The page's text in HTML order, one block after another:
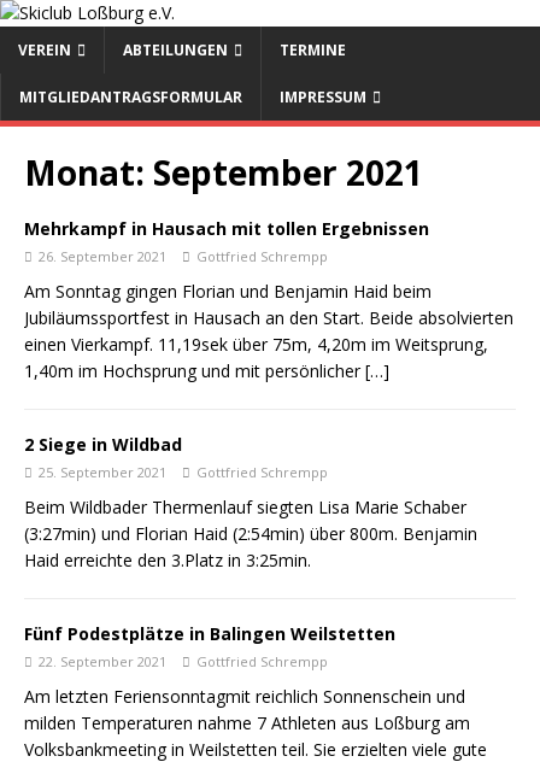
VEREIN ABTEILUNGEN TERMINE
MITGLIEDANTRAGSFORMULAR IMPRESSUM
Monat: September 2021
Mehrkampf in Hausach mit tollen Ergebnissen
26. September 2021 Gottfried Schrempp
Am Sonntag gingen Florian und Benjamin Haid beim
Jubiläumssportfest in Hausach an den Start. Beide absolvierten
einen Vierkampf. 11,19sek über 75m, 4,20m im Weitsprung,
1,40m im Hochsprung und mit persönlicher[…]
2 Siege in Wildbad
25. September 2021 Gottfried Schrempp
Beim Wildbader Thermenlauf siegten Lisa Marie Schaber
(3:27min) und Florian Haid (2:54min) über 800m. Benjamin
Haid erreichte den 3.Platz in 3:25min.
Fünf Podestplätze in Balingen Weilstetten
22. September 2021 Gottfried Schrempp
Am letzten Feriensonntagmit reichlich Sonnenschein und
milden Temperaturen nahme 7 Athleten aus Loßburg am
Volksbankmeeting in Weilstetten teil. Sie erzielten viele gute